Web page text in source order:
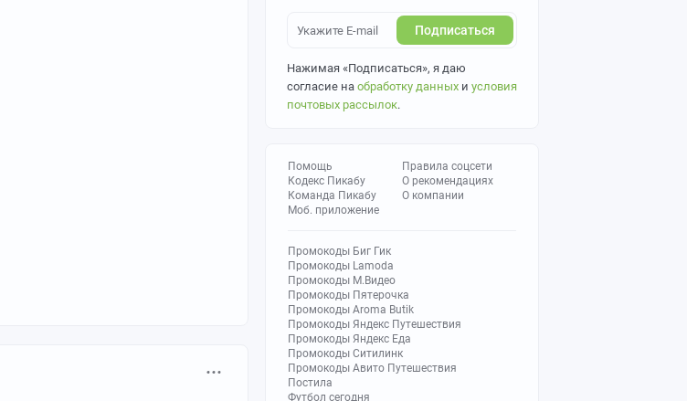
Подписаться
Нажимая «Подписаться», я даю
согласие на обработку данных и условия
почтовых рассылок.
Помощь
Кодекс Пикабу
Команда Пикабу
Моб. приложение
Правила соцсети
О рекомендациях
О компании
Промокоды Биг Гик
Промокоды Lamoda
Промокоды М.Видео
Промокоды Пятерочка
Промокоды Aroma Butik
Промокоды Яндекс Путешествия
Промокоды Яндекс Еда
Промокоды Ситилинк
Промокоды Авито Путешествия
Постила
Футбол сегодня